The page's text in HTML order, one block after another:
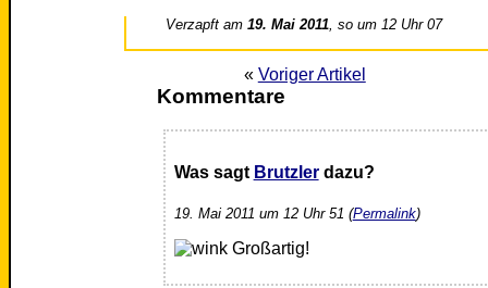
Verzapft am19. Mai 2011, so um 12 Uhr 07
« Voriger Artikel
Kommentare
Was sagt Brutzlerdazu?
19. Mai 2011 um 12 Uhr 51 (Permalink)
Großartig!